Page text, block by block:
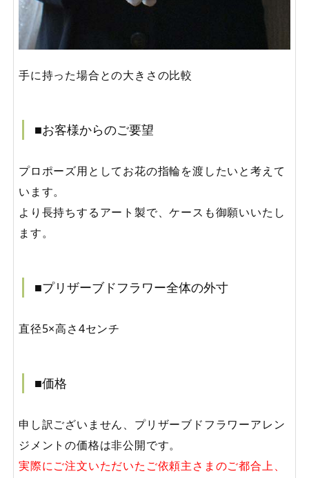
手に持った場合との大きさの比較
■お客様からのご要望
プロポーズ用としてお花の指輪を渡したいと考えて
います。
より長持ちするアート製で、ケースも御願いいたし
ます。
■プリザーブドフラワー全体の外寸
直径5×高さ4センチ
■価格
申し訳ございません、プリザーブドフラワーアレン
ジメントの価格は非公開です。
実際にご注文いただいたご依頼主さまのご都合上、